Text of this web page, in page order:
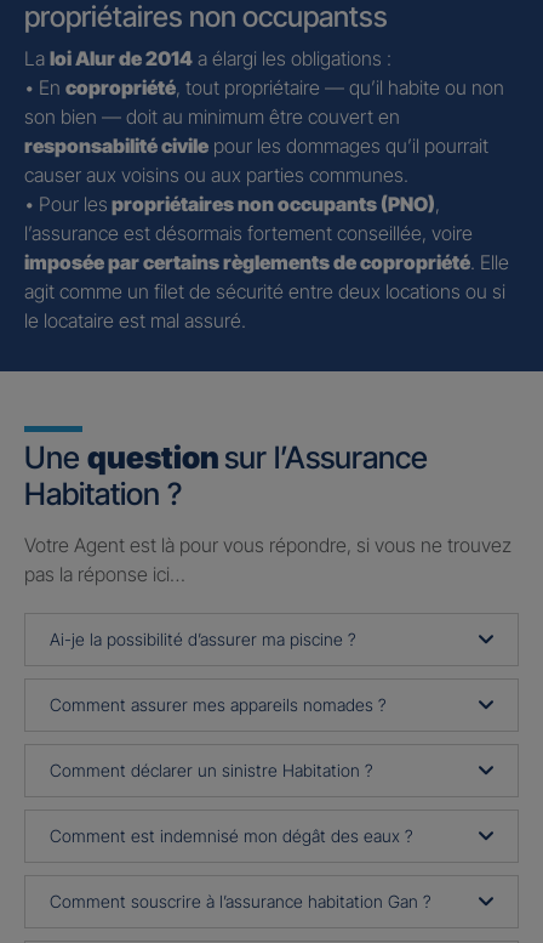
propriétaires non occupantss
La loi Alur de 2014 a élargi les obligations :
• En copropriété, tout propriétaire — qu’il habite ou non
son bien — doit au minimum être couvert en
responsabilité civile pour les dommages qu’il pourrait
causer aux voisins ou aux parties communes.
• Pour les propriétaires non occupants (PNO),
l’assurance est désormais fortement conseillée, voire
imposée par certains règlements de copropriété. Elle
agit comme un filet de sécurité entre deux locations ou si
le locataire est mal assuré.
Une question sur l’Assurance
Habitation ?
Votre Agent est là pour vous répondre, si vous ne trouvez
pas la réponse ici…
Ai-je la possibilité d’assurer ma piscine ?
Comment assurer mes appareils nomades ?
Comment déclarer un sinistre Habitation ?
Comment est indemnisé mon dégât des eaux ?
Comment souscrire à l’assurance habitation Gan ?